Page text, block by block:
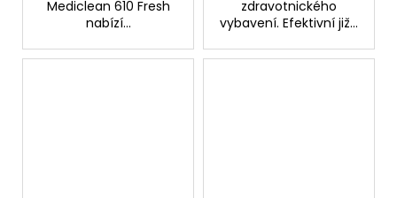
Mediclean 610 Fresh
nabízí...
zdravotnického
vybavení. Efektivní již...